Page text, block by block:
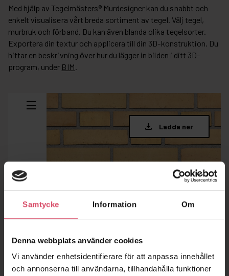
Samtycke Information Om
Denna webbplats använder cookies
Vi använder enhetsidentifierare för att anpassa innehållet
och annonserna till användarna, tillhandahålla funktioner
Med hjälp av Tegelmästers® Murdesigner kan du snabbt och
enkelt visualisera vårt breda sortiment av tegel. Välj tegel,
murbruk och förband. Du kan även blanda olika tegelsorter.
Exportera din textur och applicera till din 3D-konstruktion. Du
hittar en beskrivning över hur du lägger in bilden i ditt 3D-
program, under BIM.